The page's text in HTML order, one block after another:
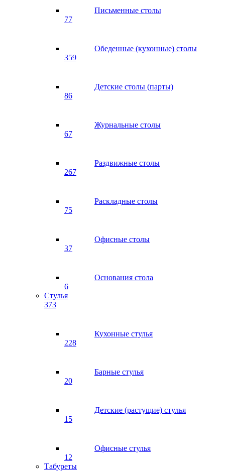
Письменные столы
77
Обеденные (кухонные) столы
359
Детские столы (парты)
86
Журнальные столы
67
Раздвижные столы
267
Раскладные столы
75
Офисные столы
37
Основания стола
6
Стулья
373
Кухонные стулья
228
Барные стулья
20
Детские (растущие) стулья
15
Офисные стулья
12
Табуреты